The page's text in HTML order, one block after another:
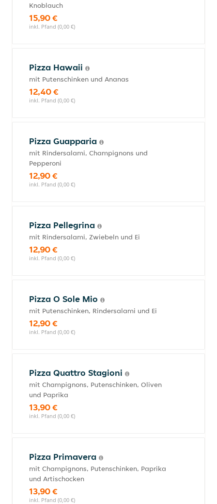
Knoblauch
15,90 €
inkl. Pfand (0,00 €)
Pizza Hawaii
mit Putenschinken und Ananas
12,40 €
inkl. Pfand (0,00 €)
Pizza Guapparia
mit Rindersalami, Champignons und
Pepperoni
12,90 €
inkl. Pfand (0,00 €)
Pizza Pellegrina
mit Rindersalami, Zwiebeln und Ei
12,90 €
inkl. Pfand (0,00 €)
Pizza O Sole Mio
mit Putenschinken, Rindersalami und Ei
12,90 €
inkl. Pfand (0,00 €)
Pizza Quattro Stagioni
mit Champignons, Putenschinken, Oliven
und Paprika
13,90 €
inkl. Pfand (0,00 €)
Pizza Primavera
mit Champignons, Putenschinken, Paprika
und Artischocken
13,90 €
inkl. Pfand (0,00 €)